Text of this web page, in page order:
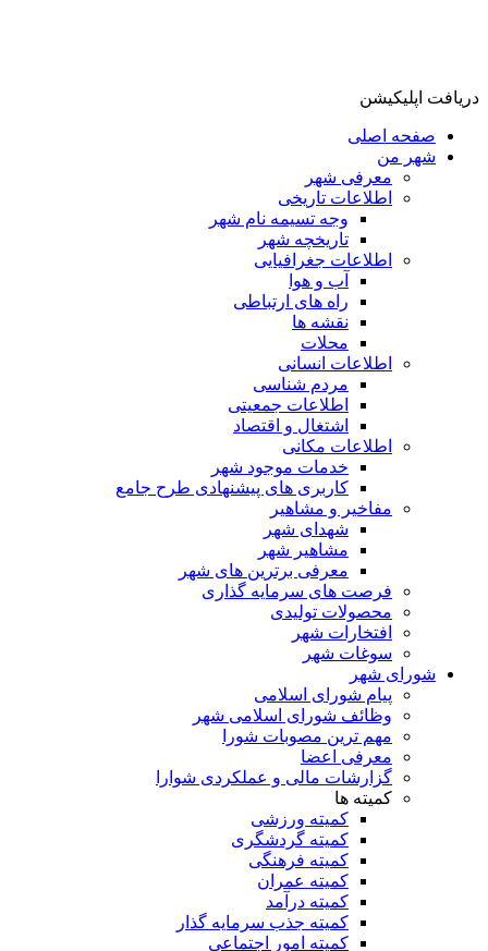
دریافت اپلیکیشن
صفحه اصلی
شهر من
معرفی شهر
اطلاعات تاریخی
وجه تسیمه نام شهر
تاریخچه شهر
اطلاعات جغرافیایی
آب و هوا
راه های ارتباطی
نقشه ها
محلات
اطلاعات انسانی
مردم شناسی
اطلاعات جمعیتی
اشتغال و اقتصاد
اطلاعات مکانی
خدمات موجود شهر
کاربری های پیشنهادی طرح جامع
مفاخیر و مشاهیر
شهدای شهر
مشاهیر شهر
معرفی برترین های شهر
فرصت های سرمایه گذاری
محصولات تولیدی
افتخارات شهر
سوغات شهر
شورای شهر
پیام شورای اسلامی
وظائف شورای اسلامی شهر
مهم ترین مصوبات شورا
معرفی اعضا
گزارشات مالی و عملکردی شوارا
کمیته ها
کمیته ورزشی
کمیته گردشگری
کمیته فرهنگی
کمیته عمران
کمیته درآمد
کمیته جذب سرمایه گذار
کمیته امور اجتماعی